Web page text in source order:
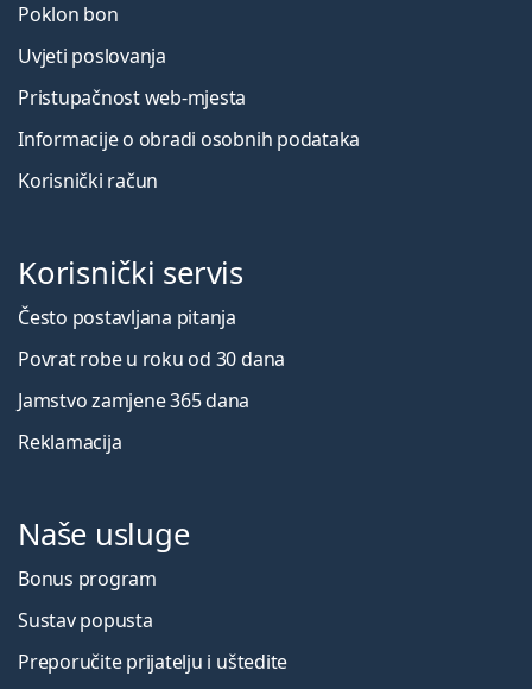
Poklon bon
Uvjeti poslovanja
Pristupačnost web-mjesta
Informacije o obradi osobnih podataka
Korisnički račun
Korisnički servis
Često postavljana pitanja
Povrat robe u roku od 30 dana
Jamstvo zamjene 365 dana
Reklamacija
Naše usluge
Bonus program
Sustav popusta
Preporučite prijatelju i uštedite